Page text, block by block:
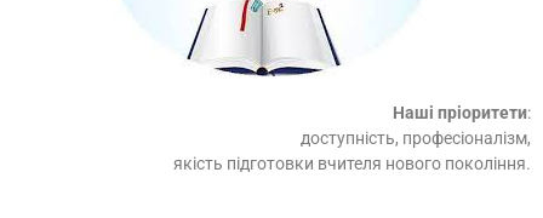
Наші пріоритети:
доступність, професіоналізм,
якість підготовки вчителя нового покоління.